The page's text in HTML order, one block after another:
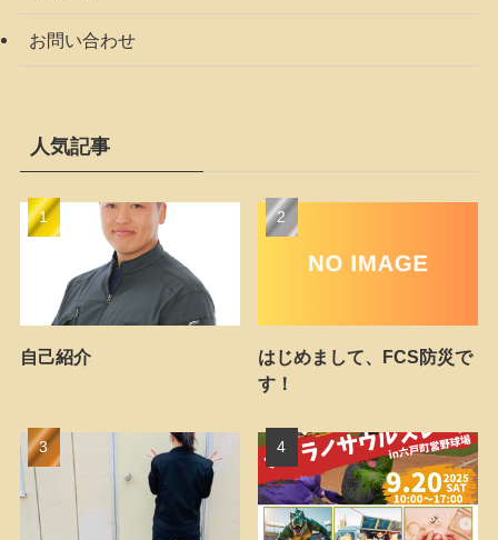
お問い合わせ
人気記事
自己紹介
はじめまして、FCS防災で
す！